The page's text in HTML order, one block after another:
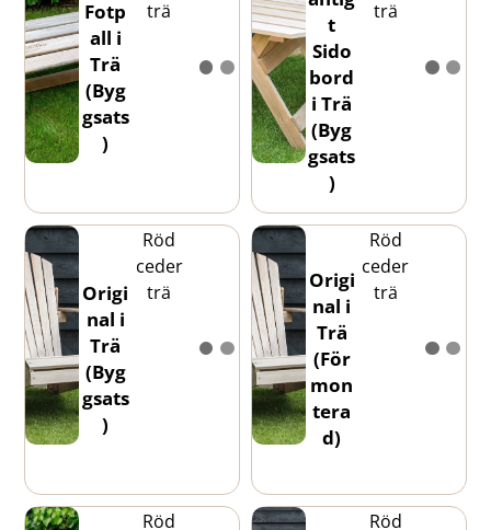
Fotp
all i
Trä
(Byg
gsats
)
trä
t
Sido
bord
i Trä
(Byg
gsats
)
trä
Origi
nal i
Trä
(Byg
gsats
)
Röd
ceder
trä
Origi
nal i
Trä
(För
mon
tera
d)
Röd
ceder
trä
Röd
Röd